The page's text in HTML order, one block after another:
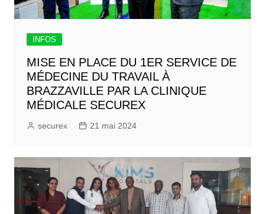
INFOS
MISE EN PLACE DU 1ER SERVICE DE
MÉDECINE DU TRAVAIL À
BRAZZAVILLE PAR LA CLINIQUE
MÉDICALE SECUREX
securex 21 mai 2024